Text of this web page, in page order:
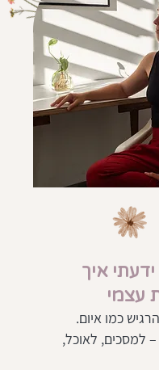
איך
עצמי
כמו איום.
– למסכים, לאוכל,